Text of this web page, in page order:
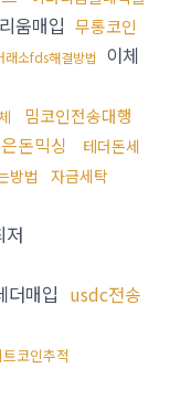
움매입 무통코인
래소fds해결방법
이체
밈코인전송대행
돈믹싱
테더돈세
방법 자금세탁
저
더매입 usdc전송
코인추적